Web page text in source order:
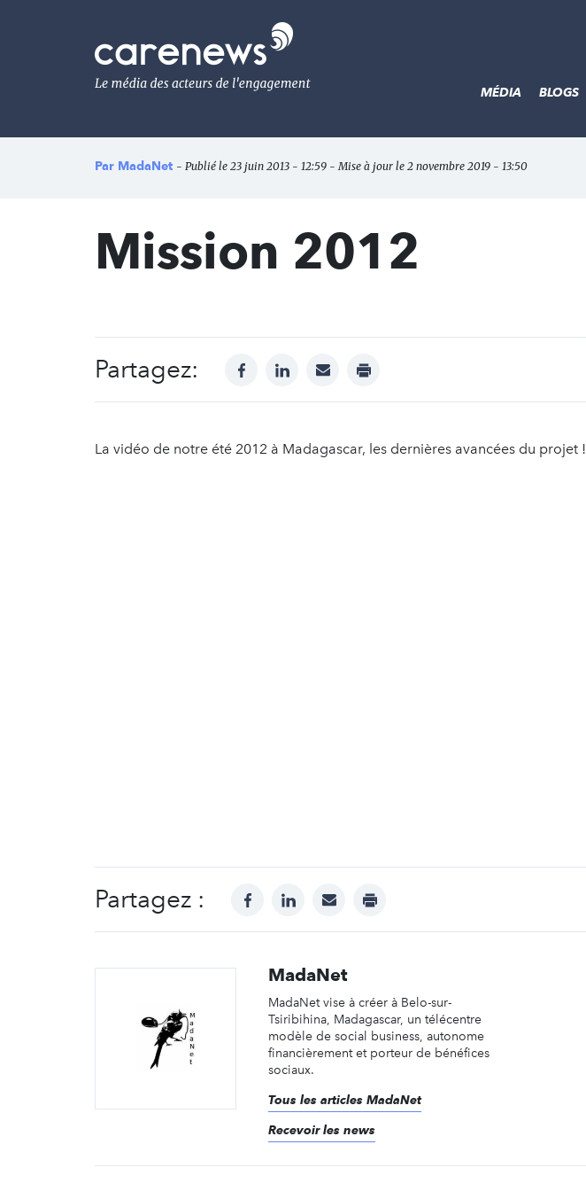
Le
média
de
l'engagement
MÉDIA BLOGS
Par MadaNet - Publié le 23 juin 2013 - 12:59 - Mise à jour le 2 novembre 2019 - 13:50
Mission 2012
Partagez: facebooklinkedinmail print
La vidéo de notre été 2012 à Madagascar, les dernières avancées du projet !
Partagez : facebooklinkedinmail print
MadaNet
MadaNet vise à créer à Belo-sur-
Tsiribihina, Madagascar, un télécentre
modèle de social business, autonome
financièrement et porteur de bénéfices
sociaux.
Tous les articles MadaNet
Recevoir les news